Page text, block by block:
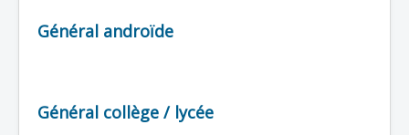
Général androïde
Général collège / lycée